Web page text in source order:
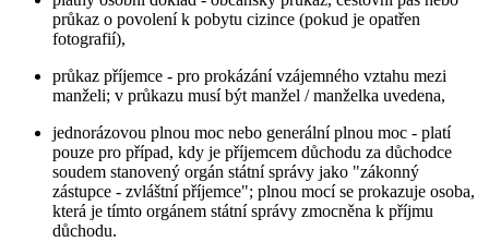
průkaz o povolení k pobytu cizince (pokud je opatřen
fotografií),
průkaz příjemce - pro prokázání vzájemného vztahu mezi
manželi; v průkazu musí být manžel / manželka uvedena,
jednorázovou plnou moc nebo generální plnou moc - platí
pouze pro případ, kdy je příjemcem důchodu za důchodce
soudem stanovený orgán státní správy jako "zákonný
zástupce - zvláštní příjemce"; plnou mocí se prokazuje osoba,
která je tímto orgánem státní správy zmocněna k příjmu
důchodu.